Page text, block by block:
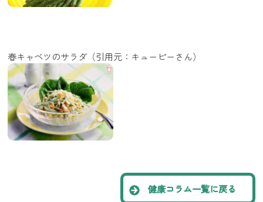
春キャベツのサラダ（引用元：キューピーさん）
健康コラム一覧に戻る